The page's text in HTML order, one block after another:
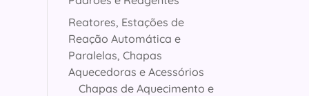
Reatores, Estações de
Reação Automática e
Paralelas, Chapas
Aquecedoras e Acessórios
Chapas de Aquecimento e